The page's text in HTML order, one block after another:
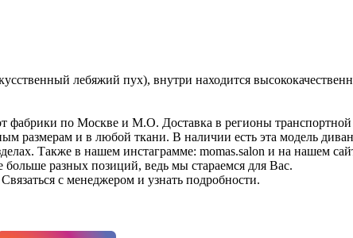
лебяжий пух), внутри находится
фабрики по Москве и М.О. Доставка в регионы
размерам и в любой ткани. В наличии есть эта модель
Также в нашем инстаграмме: momas.salon и на нашем
разных позиций, ведь мы стараемся для Вас.
с менеджером и узнать подробности.